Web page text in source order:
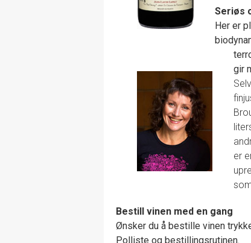
Seriøs
Her er
gir
er
Bestill vinen med en gang
Ønsker du å bestille vinen
Polliste og bestillingsrutinen.